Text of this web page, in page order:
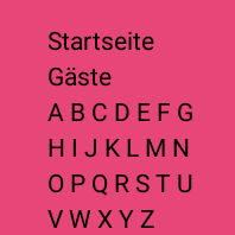
Startseite
Gäste
A B C D E F G
H I J K L M N
O P Q R S T U
V W X Y Z